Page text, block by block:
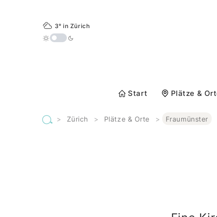
3° in Zürich
Start Plätze &
> Zürich > Plätze & Orte > Fraumünster